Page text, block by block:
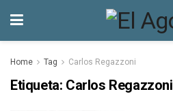
Home Tag Carlos Regazzoni
Etiqueta: Carlos Regazzoni